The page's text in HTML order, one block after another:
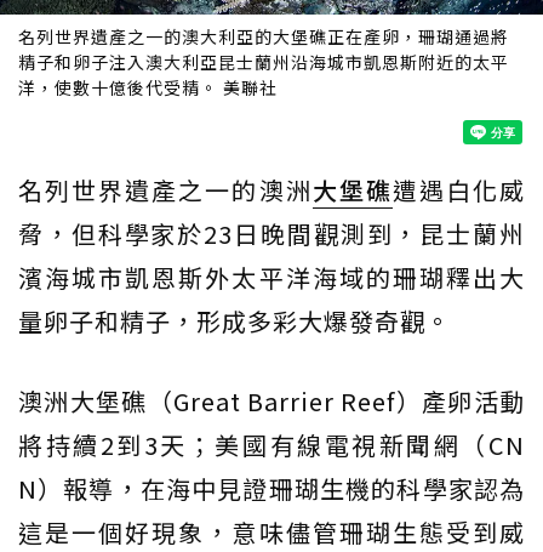
名列世界遺產之一的澳大利亞的大堡礁正在產卵，珊瑚通過將
精子和卵子注入澳大利亞昆士蘭州沿海城市凱恩斯附近的太平
洋，使數十億後代受精。 美聯社
名列世界遺產之一的澳洲大堡礁遭遇白化威
脅，但科學家於23日晚間觀測到，昆士蘭州
濱海城市凱恩斯外太平洋海域的珊瑚釋出大
量卵子和精子，形成多彩大爆發奇觀。
澳洲大堡礁（Great Barrier Reef）產卵活動
將持續2到3天；美國有線電視新聞網（CN
N）報導，在海中見證珊瑚生機的科學家認為
這是一個好現象，意味儘管珊瑚生態受到威